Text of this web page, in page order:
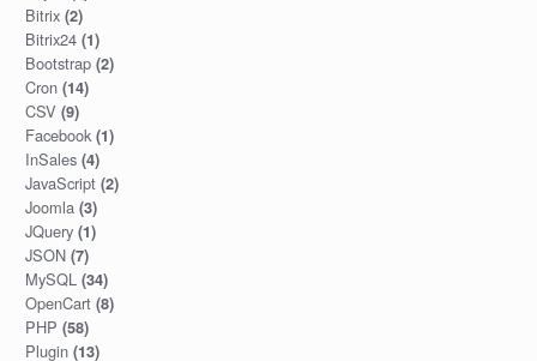
Bitrix(2)
Bitrix24(1)
Bootstrap(2)
Cron(14)
CSV (9)
Facebook(1)
InSales(4)
JavaScript(2)
Joomla(3)
JQuery(1)
JSON(7)
MySQL(34)
OpenCart(8)
PHP (58)
Plugin(13)